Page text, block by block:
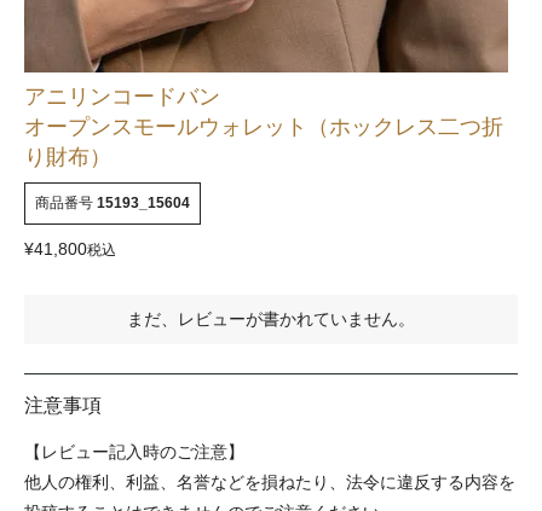
アニリンコードバン
オープンスモールウォレット（ホックレス二つ折
り財布）
商品番号 15193_15604
¥41,800税込
まだ、レビューが書かれていません。
注意事項
【レビュー記入時のご注意】
他人の権利、利益、名誉などを損ねたり、法令に違反する内容を